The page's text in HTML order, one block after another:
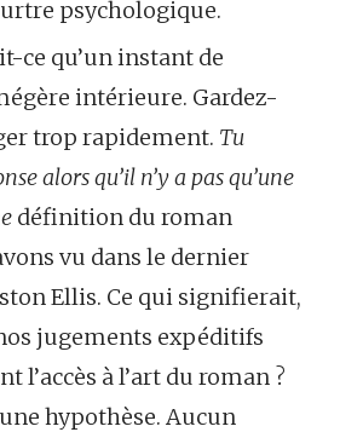
psychologique.
ce qu’un instant de
intérieure. Gardez-
trop rapidement. Tu
alors qu’il n’y a pas qu’une
définition du roman
vu dans le dernier
Ellis. Ce qui signifierait,
jugements expéditifs
l’accès à l’art du roman ?
hypothèse. Aucun